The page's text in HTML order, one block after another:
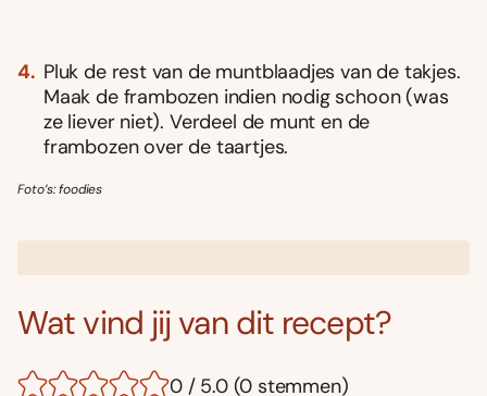
Pluk de rest van de muntblaadjes van de takjes.
Maak de frambozen indien nodig schoon (was
ze liever niet). Verdeel de munt en de
frambozen over de taartjes.
Foto’s: foodies
Wat vind jij van dit recept?
0 / 5.0 (0 stemmen)